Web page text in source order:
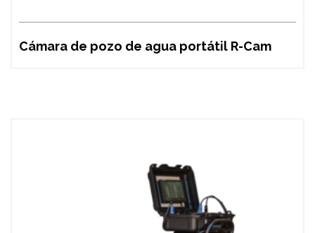
Cámara de pozo de agua portátil R-Cam